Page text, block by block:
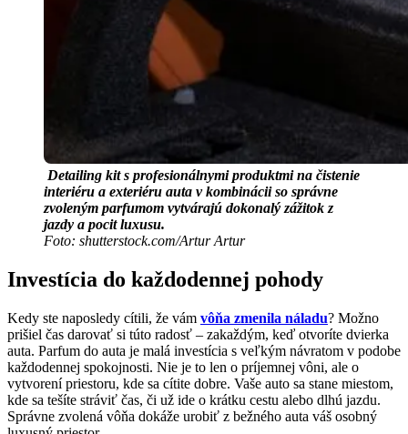
Detailing kit s profesionálnymi produktmi na čistenie
interiéru a exteriéru auta v kombinácii so správne
zvoleným parfumom vytvárajú dokonalý zážitok z
jazdy a pocit luxusu.
Foto: shutterstock.com/Artur Artur
Investícia do každodennej pohody
Kedy ste naposledy cítili, že vám vôňa zmenila náladu? Možno
prišiel čas darovať si túto radosť – zakaždým, keď otvoríte dvierka
auta. Parfum do auta je malá investícia s veľkým návratom v podobe
každodennej spokojnosti. Nie je to len o príjemnej vôni, ale o
vytvorení priestoru, kde sa cítite dobre. Vaše auto sa stane miestom,
kde sa tešíte stráviť čas, či už ide o krátku cestu alebo dlhú jazdu.
Správne zvolená vôňa dokáže urobiť z bežného auta váš osobný